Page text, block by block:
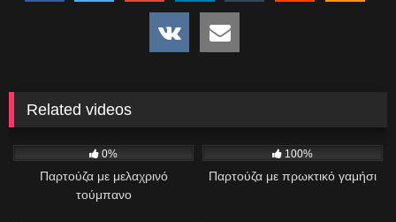
Related videos
0%
Παρτούζα με μελαχρινό
τούμπανο
100%
Παρτούζα με πρωκτικό γαμήσι